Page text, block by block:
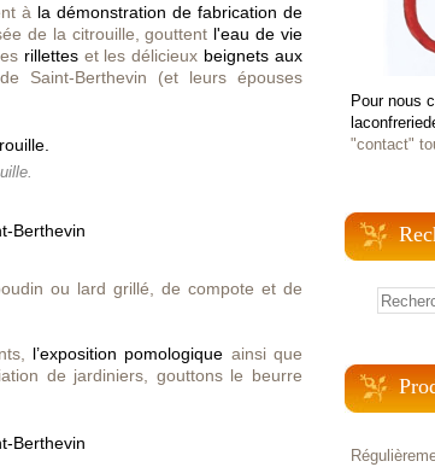
à la démonstration de fabrication de
de la citrouille, gouttent l'eau de vie
rilletteset les délicieux beignets aux
Saint-Berthevin (et leurs épouses
ou lard grillé, de compote et de
l’exposition pomologique ainsi que
de jardiniers, gouttons le beurre
Pour nous
"contact"